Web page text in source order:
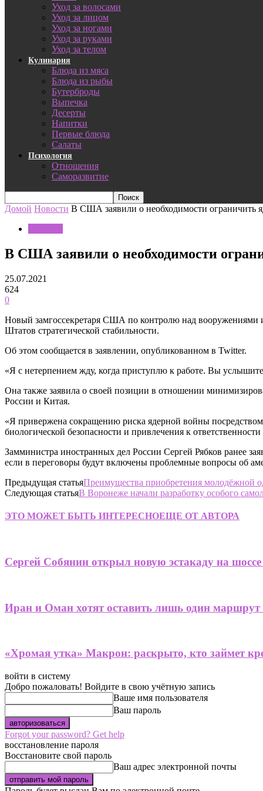
Уход за волосами
Уход за лицом
Уход за ногами
Уход за руками
Уход за телом
Кулинария
Блюда из мяса
Блюда из рыбы
Бутерброды
Выпечка
Десерты
Напитки
Первые блюда
Салаты
Психология
Отношения
Саморазвитие
Домой Новости В США заявили о необходимости ограничить
В США заявили о необходимости
25.07.2021
624
0
Новый замгоссекретаря США по контролю над вооружениями
Штатов стратегической стабильности.
Об этом сообщается в заявлении, опубликованном в Twitter.
«Я с нетерпением жду, когда приступлю к работе. Вы
Она также заявила о своей позиции в отношении
России и Китая.
«Я привержена сокращению риска ядерной войны
биологической безопасности и привлечения к
Замминистра иностранных дел России Сергей Рябков ранее
если в переговоры будут включены проблемные вопросы об
Предыдущая статьяПреимущества приобретения молодёжной
Следующая статьяВ Воронеже начали разработку особого
ЭТО МОЖЕТ БЫТЬ ИНТЕРЕСНОЕЩЕ ОТ АВТОРА
Сергей Собянин открыл новую эстакаду на шоссе
Иран и Оман хотят оставить лишь один маршрут
«Хромая утка» Макрон: раскрыто, кто займет
войти в систему
Добро пожаловать! Войдите в свою учётную запись
Ваше имя пользователя
Ваш пароль
Forgot your password? Get help
восстановление пароля
Восстановите свой пароль
Ваш адрес электронной почты